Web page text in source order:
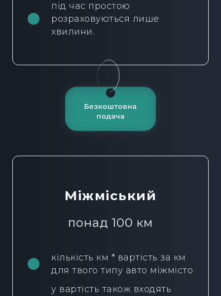
під час простою
розраховуються лише
хвилини.
Міжміський
понад 100 км
кількість км * вартість за км
для твого типу авто міжмісто
у вартість також входять